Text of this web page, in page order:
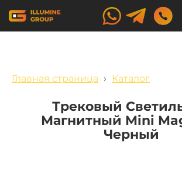
Главная страница › Каталог
Трековый
Магнитный Mini
Черный